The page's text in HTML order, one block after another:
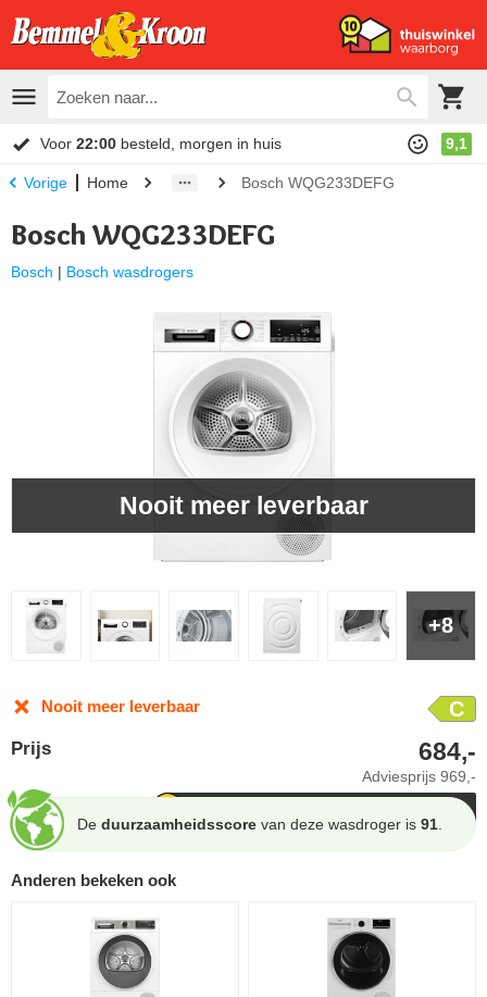
Voor 22:00 besteld, morgen in huis 9,1
Vorige Home Bosch WQG233DEFG
Bosch WQG233DEFG
Bosch | Bosch wasdrogers
+8
Nooit meer leverbaar
Nooit meer leverbaar C
Prijs
Adviesprijs 969,-
684,-
De duurzaamheidsscore van deze wasdroger is 91
Anderen bekeken ook